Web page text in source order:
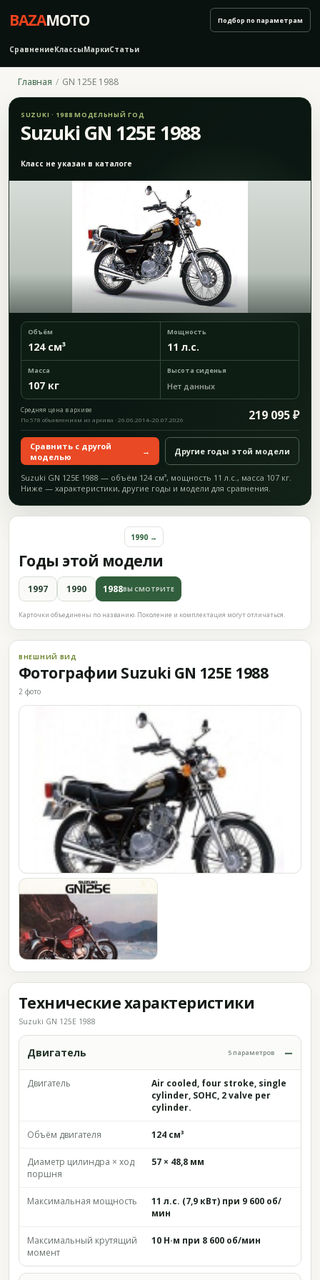
BAZAMOTO
СравнениеКлассыМаркиСтатьи
Подбор по параметрам
Главная GN 125E 1988
SUZUKI · 1988 МОДЕЛЬНЫЙ ГОД
Suzuki GN 125E 1988
Класс не указан в каталоге
Объём
124 см³
Мощность
11 л.с.
Масса
107 кг
Высота сиденья
Нет данных
Средняя цена в архиве 219 095 ₽
По 578 объявлениям из архива · 26.06.2014–20.07.2026
Сравнить с другой
моделью
→ Другие годы этой модели
Suzuki GN 125E 1988 — объём 124 см³, мощность 11 л.с., масса 107 кг.
Ниже — характеристики, другие годы и модели для сравнения.
Годы этой модели
1990 →
1997 1990 1988ВЫ СМОТРИТЕ
Карточки объединены по названию. Поколение и комплектация могут отличаться.
ВНЕШНИЙ ВИД
Фотографии Suzuki GN 125E 1988
2 фото
Технические характеристики
Suzuki GN 125E 1988
Двигатель 5 параметров
Двигатель
Air cooled, four stroke, single
cylinder, SOHC, 2 valve per
cylinder.
Объём двигателя 124 см³
Диаметр цилиндра × ход
поршня
57 × 48,8 мм
Максимальная мощность
11 л.с. (7,9 кВт) при 9 600 об/
мин
Максимальный крутящий
момент
10 Н·м при 8 600 об/мин